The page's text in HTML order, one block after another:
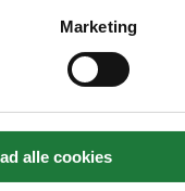
Marketing
alle cookies